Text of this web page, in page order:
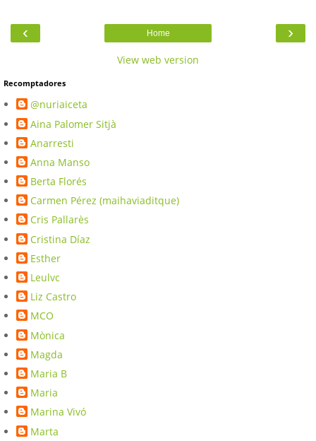
‹ ›
Home
View web version
Recomptadores
@nuriaiceta
Aina Palomer Sitjà
Anarresti
Anna Manso
Berta Florés
Carmen Pérez (maihaviaditque)
Cris Pallarès
Cristina Díaz
Esther
Leulvc
Liz Castro
MCO
Mònica
Magda
Maria B
Maria
Marina Vivó
Marta